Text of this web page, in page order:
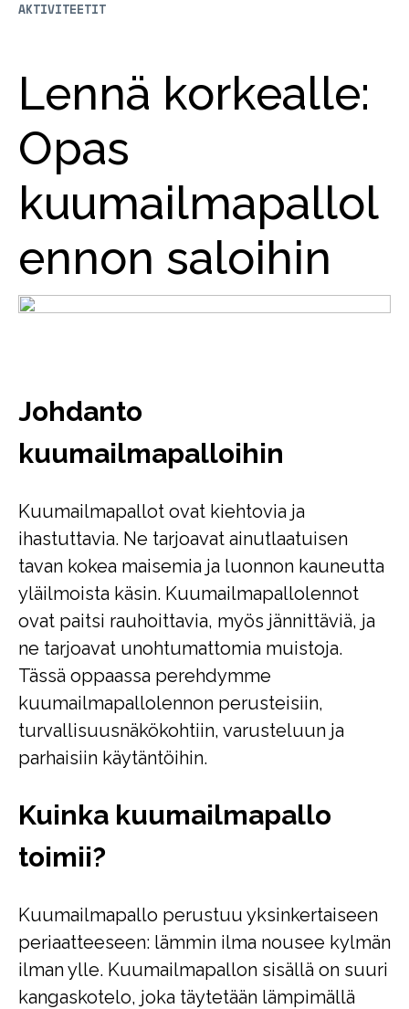
Lennä korkealle:
Opas
kuumailmapallol
ennon saloihin
AKTIVITEETIT
Johdanto
kuumailmapalloihin
Kuumailmapallot ovat kiehtovia ja
ihastuttavia. Ne tarjoavat ainutlaatuisen
tavan kokea maisemia ja luonnon kauneutta
yläilmoista käsin. Kuumailmapallolennot
ovat paitsi rauhoittavia, myös jännittäviä, ja
ne tarjoavat unohtumattomia muistoja.
Tässä oppaassa perehdymme
kuumailmapallolennon perusteisiin,
turvallisuusnäkökohtiin, varusteluun ja
parhaisiin käytäntöihin.
Kuinka kuumailmapallo
toimii?
Kuumailmapallo perustuu yksinkertaiseen
periaatteeseen: lämmin ilma nousee kylmän
ilman ylle. Kuumailmapallon sisällä on suuri
kangaskotelo, joka täytetään lämpimällä